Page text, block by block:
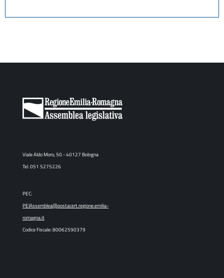
Viale Aldo Moro, 50 - 40127 Bologna
Tel. 051 5275226
PEC:
PEIAssemblea@postacert.regione.emilia-
romagna.it
Codice Fiscale: 80062590379